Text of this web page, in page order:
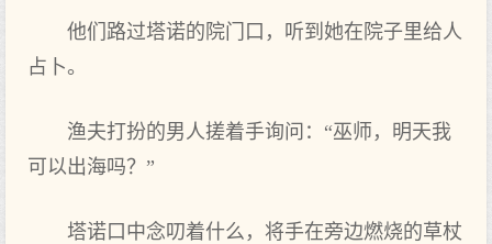
他们‌路过塔诺的院门‌口，听到她在院子里给人
占卜。
渔夫打扮的男人搓着手询问：“巫师，明天我
可‌以出海吗？”
塔诺口中念叨着什么，将手‌在旁边燃烧的草杖